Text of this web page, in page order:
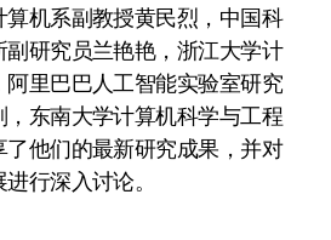
机系副教授黄民烈，中国科
研究员兰艳艳，浙江大学计
里巴巴人工智能实验室研究
，东南大学计算机科学与工程
他们的最新研究成果，并对
行深入讨论。